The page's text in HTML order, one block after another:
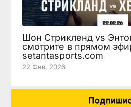
Шон Стрикленд vs
смотрите в прямом
setantasports.com
22 Фев, 2026